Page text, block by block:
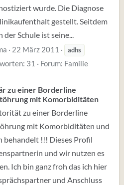
wurde. Die Diagnose
gestellt. Seitdem
Schule ist seine...
22 März 2011
adhs
31 Forum: Familie
zu einer Borderline
mit Komorbiditäten
zu einer Borderline
mit Komorbiditäten und
behandelt !!! Dieses Profil
und wir nutzen es
Ich bin ganz froh das ich hier
und Anschluss